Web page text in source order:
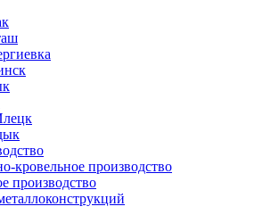
кровельное производство
производство